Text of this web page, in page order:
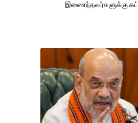
இணைந்தவர்களுக்கு